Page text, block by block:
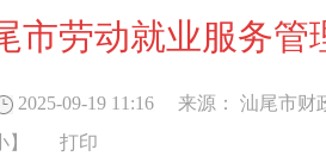
市劳动就业服务
2025-09-19 11:16来源： 汕尾市财
】 打印